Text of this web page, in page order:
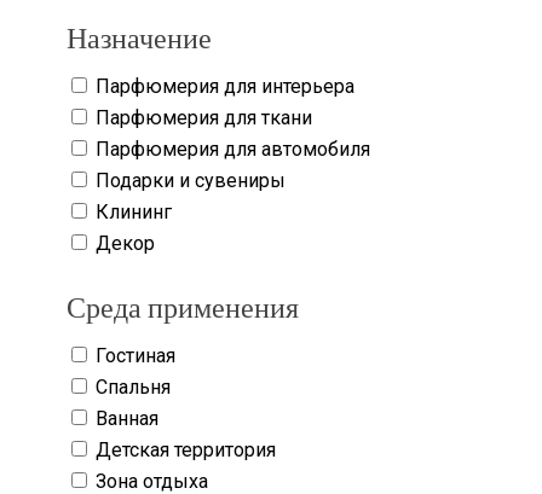
Назначение
Парфюмерия для интерьера
Парфюмерия для ткани
Парфюмерия для автомобиля
Подарки и сувениры
Клининг
Декор
Среда применения
Гостиная
Спальня
Ванная
Детская территория
Зона отдыха